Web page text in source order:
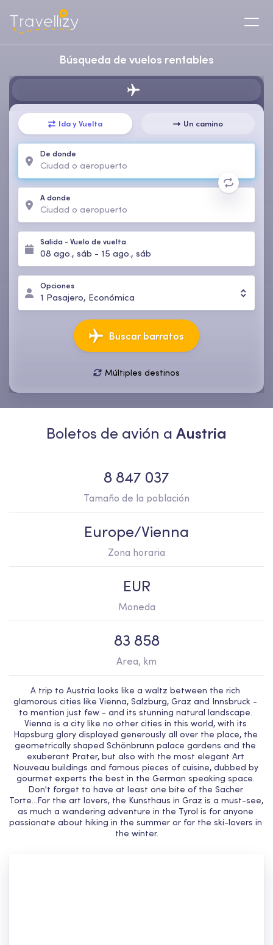
Búsqueda de vuelos rentables
Ida y Vuelta Un camino
De donde
A donde
Salida - Vuelo de vuelta
08 ago., sáb - 15 ago., sáb
Opciones
1 Pasajero, Económica
Buscar barratos
Múltiples destinos
Pasajero
Boletos de avión a Austria
8 847 037
Tamaño de la población
Europe/Vienna
Zona horaria
EUR
Moneda
83 858
Area, km
A trip to Austria looks like a waltz between the rich
glamorous cities like Vienna, Salzburg, Graz and Innsbruck -
to mention just few - and its stunning natural landscape.
Vienna is a city like no other cities in this world, with its
Hapsburg glory displayed generously all over the place, the
geometrically shaped Schönbrunn palace gardens and the
exuberant Prater, but also with the most elegant Art
Nouveau buildings and famous pieces of cuisine, dubbed by
gourmet experts the best in the German speaking space.
Don't forget to have at least one bite of the Sacher
Torte...For the art lovers, the Kunsthaus in Graz is a must-see,
as much a wandering adventure in the Tyrol is for anyone
passionate about hiking in the summer or for the ski-lovers in
the winter.